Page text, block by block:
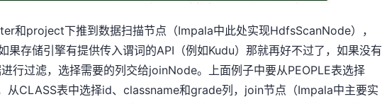
和project下推到数据扫描节点（Impala中此处实现HdfsScanNode），
果存储引擎有提供传入谓词的API（例如Kudu）那就再好不过了，如果没有
行过滤，选择需要的列交给joinNode。上面例子中要从PEOPLE表选择
从CLASS表中选择id、classname和grade列，join节点（Impala中主要实